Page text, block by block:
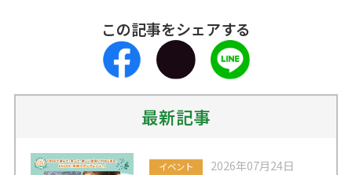
この記事をシェアする
最新記事
イベント 2026年07月24日